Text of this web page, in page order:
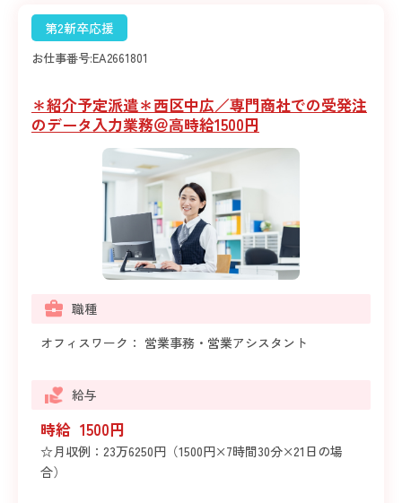
第2新卒応援
お仕事番号:EA2661801
＊紹介予定派遣＊西区中広／専門商社での受発注
のデータ入力業務＠高時給1500円
職種
オフィスワーク： 営業事務・営業アシスタント
給与
時給 1500円
☆月収例：23万6250円（1500円×7時間30分×21日の場
合）